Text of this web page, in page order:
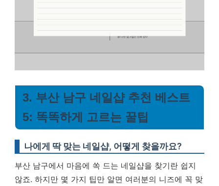
3. 부산 남구 네일샵 추천 베스트
5: 똑똑하게 고르는 꿀팁
나에게 딱 맞는 네일샵, 어떻게 찾을까요?
부산 남구에서 마음에 쏙 드는 네일샵을 찾기란 쉽지
않죠. 하지만 몇 가지 팁만 알면 여러분의 니즈에 꼭 맞